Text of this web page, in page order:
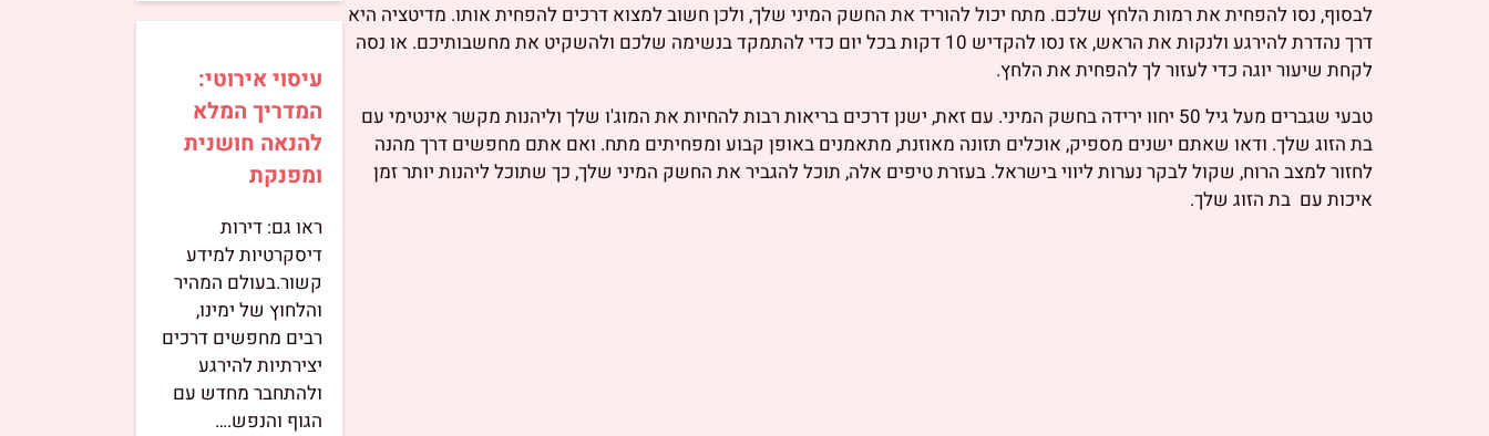
לבסוף, נסו להפחית את רמות הלחץ שלכם. מתח יכול להוריד את החשק המיני שלך, ולכן חשוב למצוא דרכים להפחית אותו. מדיטציה היא
דרך נהדרת להירגע ולנקות את הראש, אז נסו להקדיש 10 דקות בכל יום כדי להתמקד בנשימה שלכם ולהשקיט את מחשבותיכם. או נסה
לקחת שיעור יוגה כדי לעזור לך להפחית את הלחץ.
טבעי שגברים מעל גיל 50 יחוו ירידה בחשק המיני. עם זאת, ישנן דרכים בריאות רבות להחיות את המוג'ו שלך וליהנות מקשר אינטימי עם
בת הזוג שלך. ודאו שאתם ישנים מספיק, אוכלים תזונה מאוזנת, מתאמנים באופן קבוע ומפחיתים מתח. ואם אתם מחפשים דרך מהנה
לחזור למצב הרוח, שקול לבקר נערות ליווי בישראל. בעזרת טיפים אלה, תוכל להגביר את החשק המיני שלך, כך שתוכל ליהנות יותר זמן
איכות עם בת הזוג שלך.
עיסוי אירוטי:
המדריך המלא
להנאה חושנית
ומפנקת
ראו גם: דירות
דיסקרטיות למידע
קשור.בעולם המהיר
והלחוץ של ימינו,
רבים מחפשים דרכים
יצירתיות להירגע
ולהתחבר מחדש עם
הגוף והנפש.…